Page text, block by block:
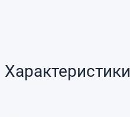
Характеристики